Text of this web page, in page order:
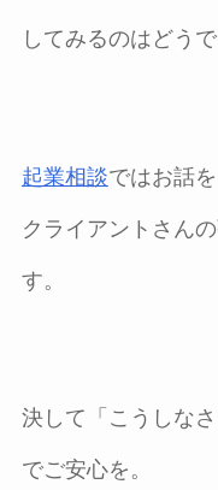
してみるのはどう
起業相談ではお話
クライアントさん
す。
決して「こうしな
でご安心を。